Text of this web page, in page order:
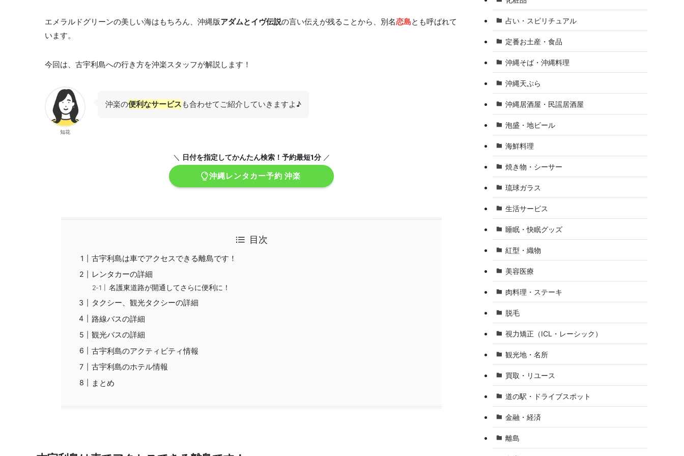
エメラルドグリーンの美しい海はもちろん、沖縄版アダムとイヴ伝説の言い伝えが残ることから、別名恋島とも呼ばれて
います。
今回は、古宇利島への行き方を沖楽スタッフが解説します！
知花
沖楽の便利なサービス も合わせてご紹介していきますよ♪
＼ 日付を指定してかんたん検索！予約最短1分／
沖縄レンタカー予約 沖楽
目次
古宇利島は車でアクセスできる離島です！
レンタカーの詳細
名護東道路が開通してさらに便利に！
タクシー、観光タクシーの詳細
路線バスの詳細
観光バスの詳細
古宇利島のアクティビティ情報
古宇利島のホテル情報
まとめ
占い・スピリチュアル
定番お土産・食品
沖縄そば・沖縄料理
沖縄天ぷら
沖縄居酒屋・民謡居酒屋
泡盛・地ビール
海鮮料理
焼き物・シーサー
琉球ガラス
生活サービス
睡眠・快眠グッズ
紅型・織物
美容医療
肉料理・ステーキ
脱毛
視力矯正（ICL・レーシック）
観光地・名所
買取・リユース
道の駅・ドライブスポット
金融・経済
離島